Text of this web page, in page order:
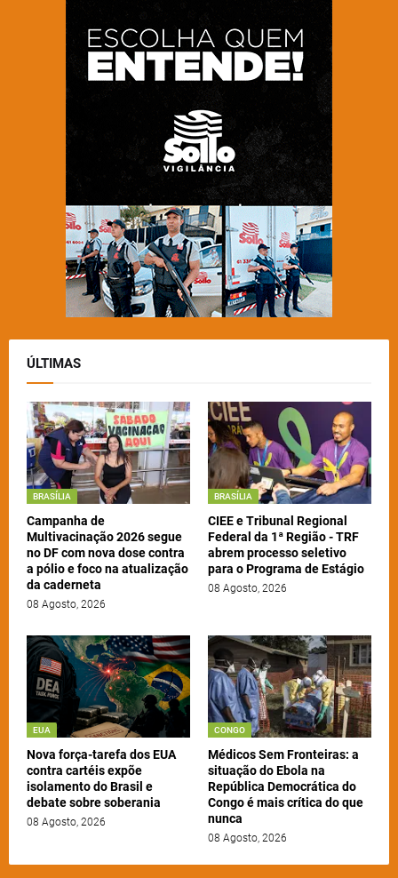
ÚLTIMAS
BRASÍLIA
Campanha de
Multivacinação 2026 segue
no DF com nova dose contra
a pólio e foco na atualização
da caderneta
08 Agosto, 2026
BRASÍLIA
CIEE e Tribunal Regional
Federal da 1ª Região - TRF
abrem processo seletivo
para o Programa de Estágio
08 Agosto, 2026
EUA
Nova força-tarefa dos EUA
contra cartéis expõe
isolamento do Brasil e
debate sobre soberania
08 Agosto, 2026
CONGO
Médicos Sem Fronteiras: a
situação do Ebola na
República Democrática do
Congo é mais crítica do que
nunca
08 Agosto, 2026